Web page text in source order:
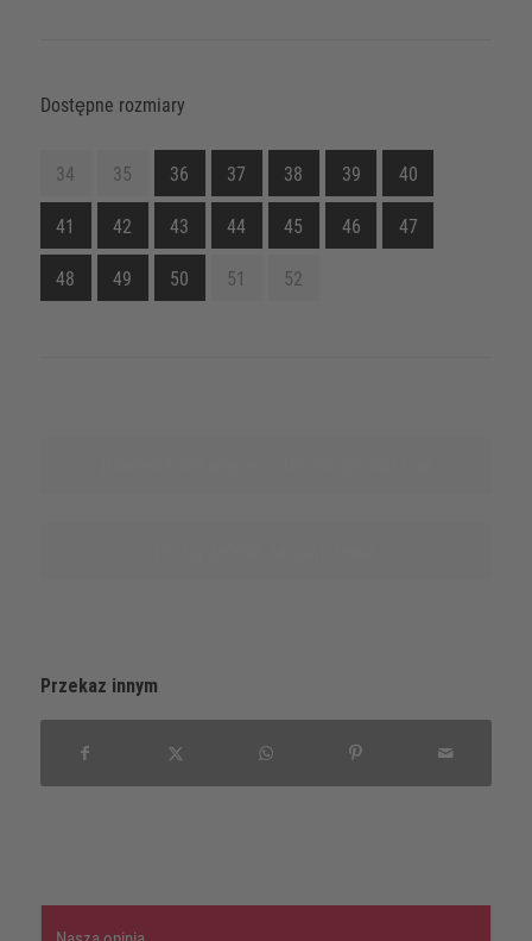
Dostępne rozmiary
34 35 36 37 38 39 40
41 42 43 44 45 46 47
48 49 50 51 52
Przekaz innym